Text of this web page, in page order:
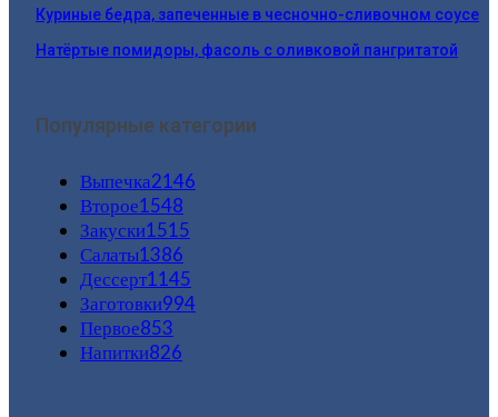
Куриные бедра, запеченные в чесночно-сливочном соусе
Натёртые помидоры, фасоль с оливковой пангритатой
Популярные категории
Выпечка2146
Второе1548
Закуски1515
Салаты1386
Дессерт1145
Заготовки994
Первое853
Напитки826